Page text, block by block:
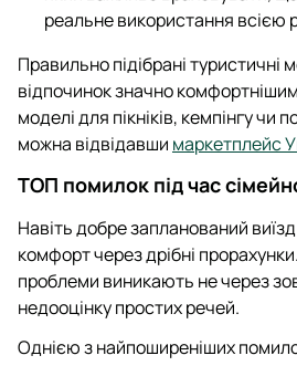
реальне використання всією
Правильно підібрані туристичні
відпочинок значно
моделі для пікніків, кемпінгу чи
можна відвідавши маркетплейс
ТОП помилок під час
Навіть добре запланований
комфорт через дрібні
проблеми виникають не через
недооцінку простих речей.
Однією з найпоширеніших